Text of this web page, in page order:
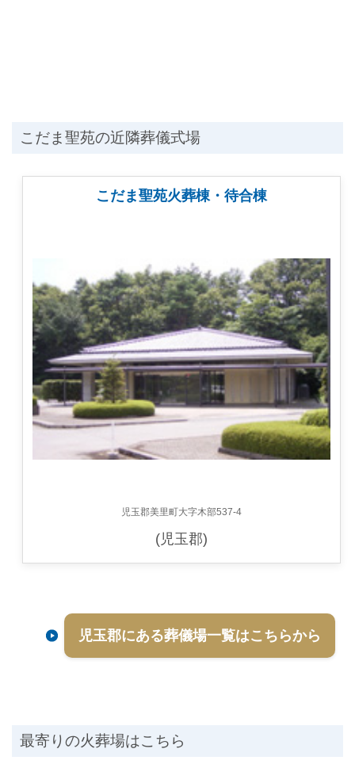
こだま聖苑の近隣葬儀式場
こだま聖苑火葬棟・待合棟
児玉郡美里町大字木部537-4
(児玉郡)
児玉郡にある葬儀場一覧はこちらから
最寄りの火葬場はこちら